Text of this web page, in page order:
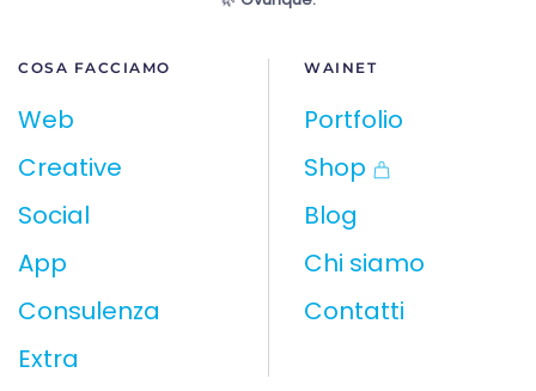
COSA FACCIAMO
Web
Creative
Social
App
Consulenza
Extra
WAINET
Portfolio
Shop
Blog
Chi siamo
Contatti